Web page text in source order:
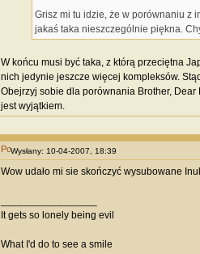
Grisz mi tu idzie, że w porównaniu z
jakaś taka nieszczególnie piękna.
W końcu musi być taka, z którą przeciętna
nich jedynie jeszcze więcej kompleksów.
Obejrzyj sobie dla porównania Brother,
jest wyjątkiem.
Wysłany: 10-04-2007, 18:39
Wow udało mi sie skończyć wysubowane
It gets so lonely being evil
What I'd do to see a smile